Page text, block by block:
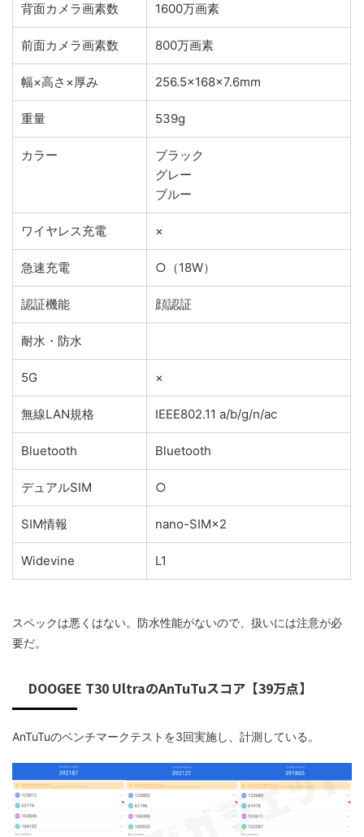
背面カメラ画素数 1600万画素
前面カメラ画素数 800万画素
幅×高さ×厚み 256.5×168×7.6mm
重量 539g
カラー
ブラック
グレー
ブルー
ワイヤレス充電 ×
急速充電 ○（18W）
認証機能 顔認証
耐水・防水
5G ×
無線LAN規格 IEEE802.11 a/b/g/n/ac
Bluetooth Bluetooth
デュアルSIM ○
SIM情報 nano-SIM×2
Widevine L1
スペックは悪くはない。防水性能がないので、扱いには注意が必
要だ。
DOOGEE T30 UltraのAnTuTuスコア【39万点】
AnTuTuのベンチマークテストを3回実施し、計測している。